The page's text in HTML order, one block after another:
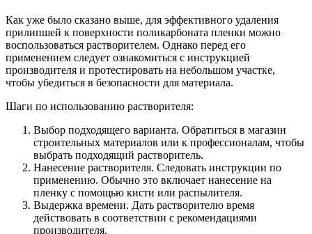
Как уже было сказано выше, для эффективного удаления
прилипшей к поверхности поликарбоната пленки можно
воспользоваться растворителем. Однако перед его
применением следует ознакомиться с инструкцией
производителя и протестировать на небольшом участке,
чтобы убедиться в безопасности для материала.
Шаги по использованию растворителя:
Выбор подходящего варианта. Обратиться в магазин
строительных материалов или к профессионалам, чтобы
выбрать подходящий растворитель.
Нанесение растворителя. Следовать инструкции по
применению. Обычно это включает нанесение на
пленку с помощью кисти или распылителя.
Выдержка времени. Дать растворителю время
действовать в соответствии с рекомендациями
производителя.